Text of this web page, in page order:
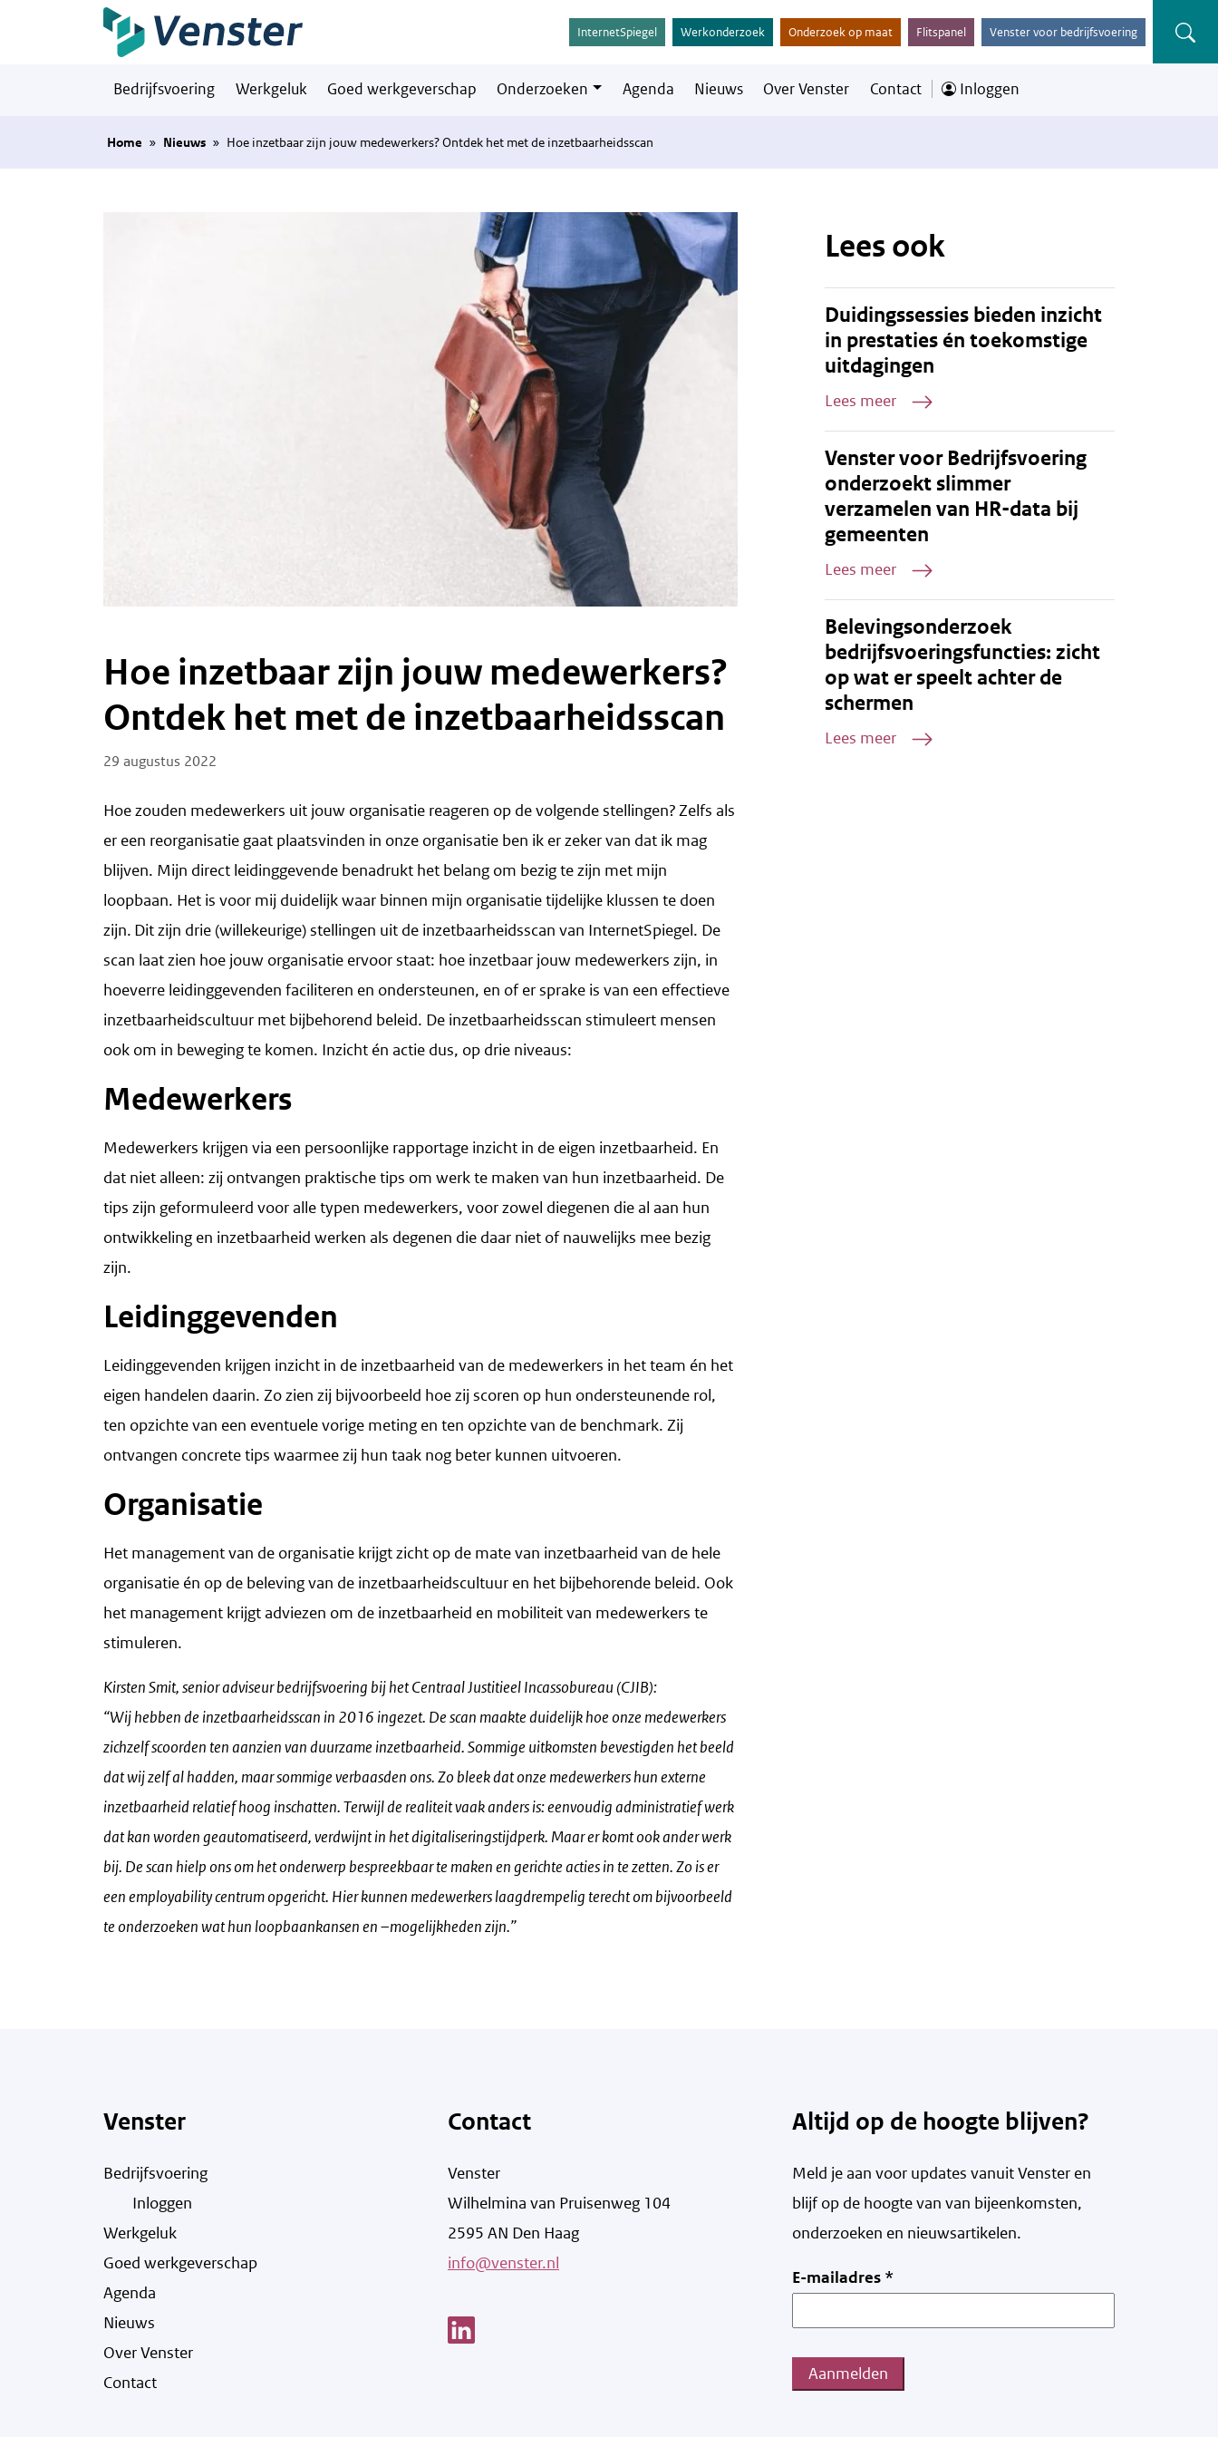
Naar hoofdinhoud
InternetSpiegel Werkonderzoek Onderzoek op maat Flitspanel Venster voor bedrijfsvoering
Bedrijfsvoering Werkgeluk Goed werkgeverschap Onderzoeken Agenda Nieuws Over Venster Contact Inloggen
Home » Nieuws » Hoe inzetbaar zijn jouw medewerkers? Ontdek het met de inzetbaarheidsscan
Hoe inzetbaar zijn jouw medewerkers?
Ontdek het met de inzetbaarheidsscan
Posted on
29 augustus 2022
Hoe zouden medewerkers uit jouw organisatie reageren op de volgende stellingen? Zelfs als
er een reorganisatie gaat plaatsvinden in onze organisatie ben ik er zeker van dat ik mag
blijven. Mijn direct leidinggevende benadrukt het belang om bezig te zijn met mijn
loopbaan. Het is voor mij duidelijk waar binnen mijn organisatie tijdelijke klussen te doen
zijn. Dit zijn drie (willekeurige) stellingen uit de inzetbaarheidsscan van InternetSpiegel. De
scan laat zien hoe jouw organisatie ervoor staat: hoe inzetbaar jouw medewerkers zijn, in
hoeverre leidinggevenden faciliteren en ondersteunen, en of er sprake is van een effectieve
inzetbaarheidscultuur met bijbehorend beleid. De inzetbaarheidsscan stimuleert mensen
ook om in beweging te komen. Inzicht én actie dus, op drie niveaus:
Medewerkers
Medewerkers krijgen via een persoonlijke rapportage inzicht in de eigen inzetbaarheid. En
dat niet alleen: zij ontvangen praktische tips om werk te maken van hun inzetbaarheid. De
tips zijn geformuleerd voor alle typen medewerkers, voor zowel diegenen die al aan hun
ontwikkeling en inzetbaarheid werken als degenen die daar niet of nauwelijks mee bezig
zijn.
Leidinggevenden
Leidinggevenden krijgen inzicht in de inzetbaarheid van de medewerkers in het team én het
eigen handelen daarin. Zo zien zij bijvoorbeeld hoe zij scoren op hun ondersteunende rol,
ten opzichte van een eventuele vorige meting en ten opzichte van de benchmark. Zij
ontvangen concrete tips waarmee zij hun taak nog beter kunnen uitvoeren.
Organisatie
Het management van de organisatie krijgt zicht op de mate van inzetbaarheid van de hele
organisatie én op de beleving van de inzetbaarheidscultuur en het bijbehorende beleid. Ook
het management krijgt adviezen om de inzetbaarheid en mobiliteit van medewerkers te
stimuleren.
Kirsten Smit, senior adviseur bedrijfsvoering bij het Centraal Justitieel Incassobureau (CJIB):
“Wij hebben de inzetbaarheidsscan in 2016 ingezet. De scan maakte duidelijk hoe onze medewerkers
zichzelf scoorden ten aanzien van duurzame inzetbaarheid. Sommige uitkomsten bevestigden het beeld
dat wij zelf al hadden, maar sommige verbaasden ons. Zo bleek dat onze medewerkers hun externe
inzetbaarheid relatief hoog inschatten. Terwijl de realiteit vaak anders is: eenvoudig administratief werk
dat kan worden geautomatiseerd, verdwijnt in het digitaliseringstijdperk. Maar er komt ook ander werk
bij. De scan hielp ons om het onderwerp bespreekbaar te maken en gerichte acties in te zetten. Zo is er
een employability centrum opgericht. Hier kunnen medewerkers laagdrempelig terecht om bijvoorbeeld
te onderzoeken wat hun loopbaankansen en –mogelijkheden zijn.”
Lees ook
Duidingssessies bieden inzicht
in prestaties én toekomstige
uitdagingen
Lees meer
Venster voor Bedrijfsvoering
onderzoekt slimmer
verzamelen van HR-data bij
gemeenten
Lees meer
Belevingsonderzoek
bedrijfsvoeringsfuncties: zicht
op wat er speelt achter de
schermen
Lees meer
Venster
Bedrijfsvoering
Inloggen
Werkgeluk
Goed werkgeverschap
Agenda
Nieuws
Over Venster
Contact
Contact
Venster
Wilhelmina van Pruisenweg 104
2595 AN Den Haag
info@venster.nl
Altijd op de hoogte blijven?
Meld je aan voor updates vanuit Venster en
blijf op de hoogte van van bijeenkomsten,
onderzoeken en nieuwsartikelen.
E-mailadres *
Aanmelden